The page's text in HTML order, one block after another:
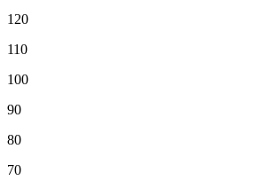
120
110
100
90
80
70